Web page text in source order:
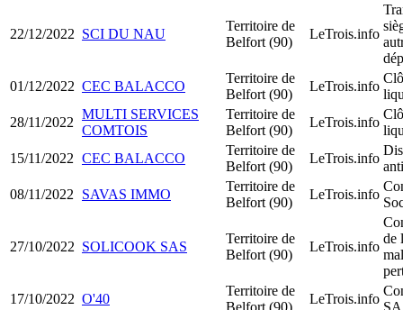
22/12/2022 SCI DU NAU
Territoire de
Belfort (90)
LeTrois.info
01/12/2022 CEC BALACCO
Territoire de
Belfort (90)
LeTrois.info
28/11/2022
MULTI SERVICES
COMTOIS
Territoire de
Belfort (90)
LeTrois.info
15/11/2022 CEC BALACCO
Territoire de
Belfort (90)
LeTrois.info
08/11/2022
SAVAS IMMO
Territoire de
Belfort (90)
LeTrois.info
27/10/2022 SOLICOOK SAS
Territoire de
Belfort (90)
LeTrois.info
de
17/10/2022 O'40
Territoire de
Belfort (90)
LeTrois.info